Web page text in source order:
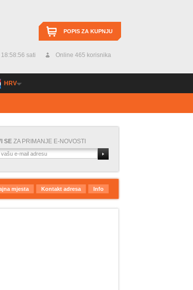
POPIS ZA KUPNJU
18:58:57 sati Online 465 korisnika
HRV
SEZA PRIMANJE E-NOVOSTI
Info
Kontakt adresa
mjesta